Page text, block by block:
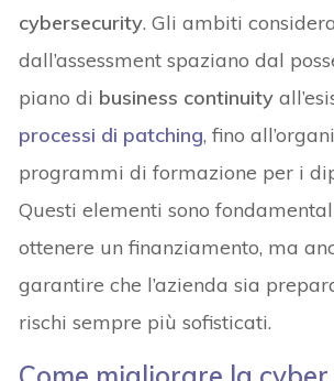
cybersecurity. Gli ambiti
dall’assessment spaziano dal
piano di business continuity
processi di patching, fino
programmi di formazione per i
Questi elementi sono
ottenere un finanziamento, ma
garantire che l’azienda sia
rischi sempre più sofisticati.